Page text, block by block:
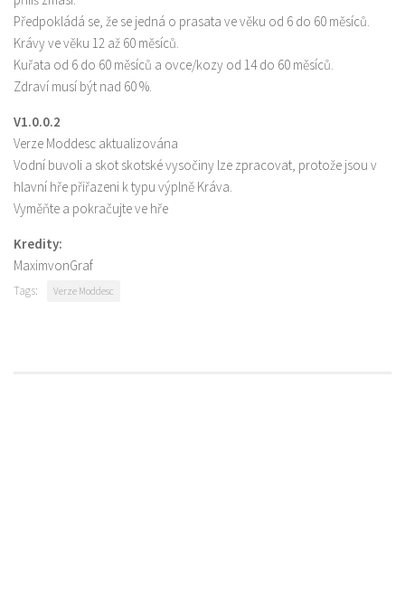
Předpokládá se, že se jedná o prasata ve věku od 6 do 60 měsíců.
Krávy ve věku 12 až 60 měsíců.
Kuřata od 6 do 60 měsíců a ovce/kozy od 14 do 60 měsíců.
Zdraví musí být nad 60 %.
V1.0.0.2
Verze Moddesc aktualizována
Vodní buvoli a skot skotské vysočiny lze zpracovat, protože jsou v
hlavní hře přiřazeni k typu výplně Kráva.
Vyměňte a pokračujte ve hře
Kredity:
MaximvonGraf
Tags: Verze Moddesc